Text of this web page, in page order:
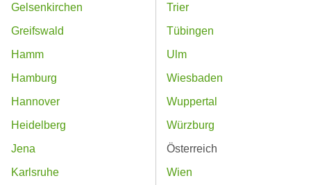
Gelsenkirchen
Greifswald
Hamm
Hamburg
Hannover
Heidelberg
Jena
Karlsruhe
Trier
Tübingen
Ulm
Wiesbaden
Wuppertal
Würzburg
Österreich
Wien